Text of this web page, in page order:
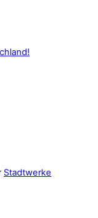
Stadtwerke